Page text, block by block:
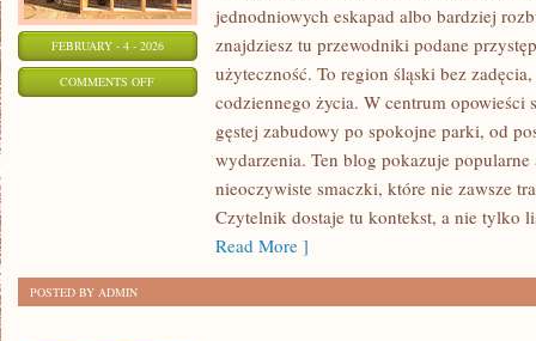
FEBRUARY - 4 - 2026
COMMENTS OFFON
jednodniowych eskapad albo bardziej
znajdziesz tu przewodniki podane
użyteczność. To region śląski bez
codziennego życia. W centrum opowieści
gęstej zabudowy po spokojne parki, od
wydarzenia. Ten blog pokazuje
nieoczywiste smaczki, które nie zawsze
Czytelnik dostaje tu kontekst, a nie tylko
Read More ]
POSTED BY ADMIN